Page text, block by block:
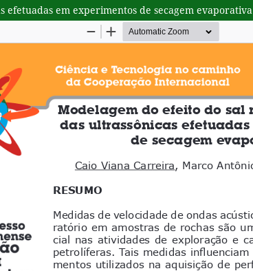
efetuadas em experimentos de secagem evaporativa